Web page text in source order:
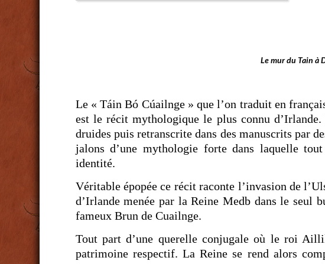
Le mur du Tain à
Le « Táin Bó Cúailnge » que l’on traduit en
est le récit mythologique le plus connu d’Irlande.
druides puis retranscrite dans des manuscrits par
jalons d’une mythologie forte dans laquelle
identité.
Véritable épopée ce récit raconte l’invasion de
d’Irlande menée par la Reine Medb dans le seul
fameux Brun de Cuailnge.
Tout part d’une querelle conjugale où le roi
patrimoine respectif. La Reine se rend alors